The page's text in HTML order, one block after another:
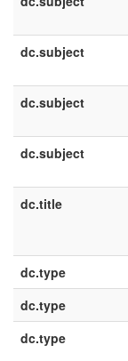
dc.subject
dc.subject
dc.subject
dc.title
dc.type
dc.type
dc.type